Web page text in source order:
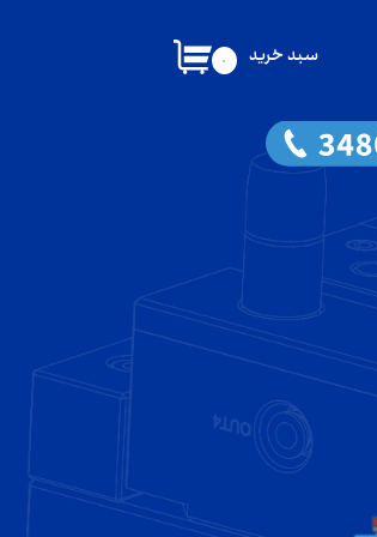
۰ سبد خرید